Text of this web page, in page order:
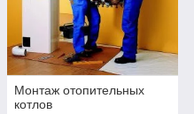
Монтаж отопительных
котлов